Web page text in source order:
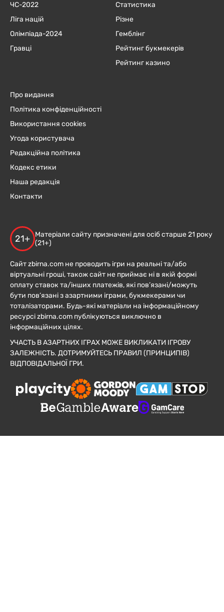
ЧC-2022
Ліга націй
Олімпіада-2024
Гравці
Статистика
Різне
Гемблінг
Рейтинг букмекерів
Рейтинг казино
Про видання
Політика конфіденційності
Використання cookies
Угода користувача
Редакційна політика
Кодекс етики
Наша редакція
Контакти
21+
Матеріали сайту призначені для осіб старше 21 року
(21+)
Сайт zbirna.com не проводить ігри на реальні та/або
віртуальні гроші, також сайт не приймає ні в якій формі
оплату ставок та/інших платежів, які пов’язані/можуть
бути пов’язані з азартними іграми, букмекерами чи
тоталізаторами. Будь-які матеріали на інформаційному
ресурсі zbirna.com публікуються виключно в
інформаційних цілях.
УЧАСТЬ В АЗАРТНИХ ІГРАХ МОЖЕ ВИКЛИКАТИ ІГРОВУ
ЗАЛЕЖНІСТЬ. ДОТРИМУЙТЕСЬ ПРАВИЛ (ПРИНЦИПІВ)
ВІДПОВІДАЛЬНОЇ ГРИ.